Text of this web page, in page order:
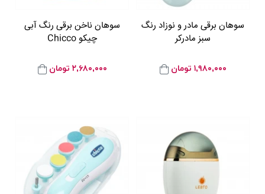
سوهان برقی مادر و نوزاد رنگ
سبز مادرکر
۱,۹۸۰,۰۰۰ تومان
سوهان ناخن برقی رنگ آبی
چیکو Chicco
۲,۶۸۰,۰۰۰ تومان